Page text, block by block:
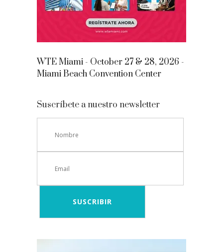
WTE Miami - October 27 & 28, 2026 -
Miami Beach Convention Center
Suscríbete a nuestro newsletter